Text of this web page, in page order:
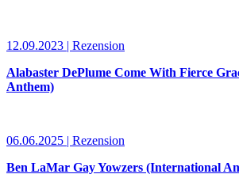
12.09.2023 | Rezension
Alabaster DePlume Come With Fierce
Anthem)
06.06.2025 | Rezension
Ben LaMar Gay Yowzers (International